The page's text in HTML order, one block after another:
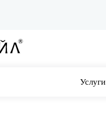
Услуги